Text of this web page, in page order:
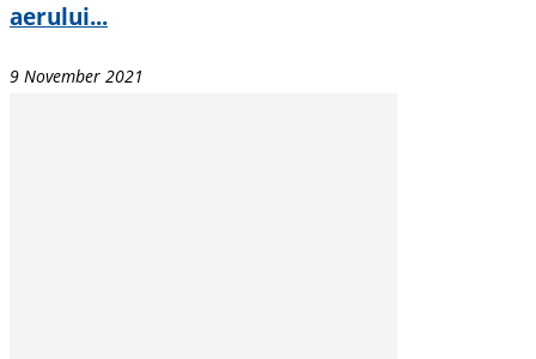
aerului...
9 November 2021